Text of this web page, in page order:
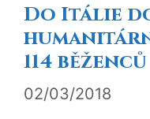
Do Itálie
114
02/03/2018